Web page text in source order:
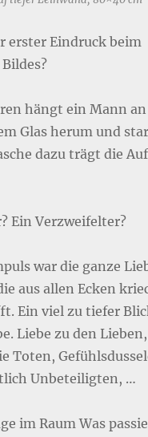
erster Eindruck beim
hängt ein Mann
Glas herum und
dazu trägt die
Ein Verzweifelter?
war die ganze
aus allen Ecken
Ein viel zu tiefer
Liebe zu den Lieben,
Toten,
Unbeteiligten, …
im Raum Was